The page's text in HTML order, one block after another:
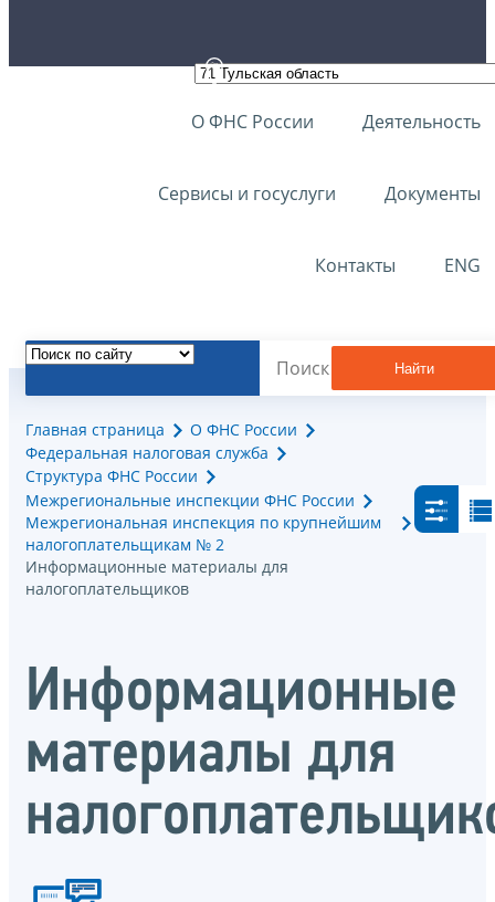
О ФНС России Деятельность
Сервисы и госуслуги Документы
Контакты ENG
Найти
Главная страница
О ФНС России
Федеральная налоговая служба
Структура ФНС России
Межрегиональные инспекции ФНС России
Межрегиональная инспекция по крупнейшим
налогоплательщикам № 2
Информационные материалы для
налогоплательщиков
Информационные
материалы для